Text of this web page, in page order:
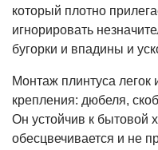
который плотно
игнорировать
бугорки и впадины и
Монтаж плинтуса
крепления: дюбеля,
Он устойчив к бытовой
обесцвечивается и не